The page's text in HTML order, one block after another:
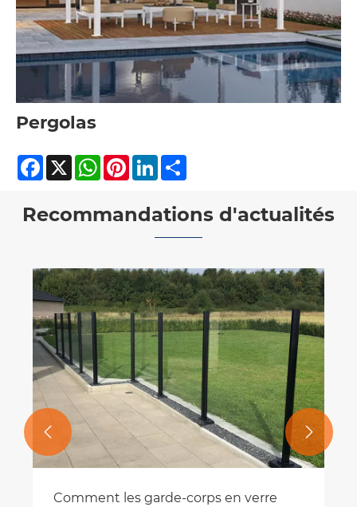
Pergolas
Facebook
X WhatsAppPinterestLinkedIn
Recommandations d'actualités
Comment les garde-corps en verre
 